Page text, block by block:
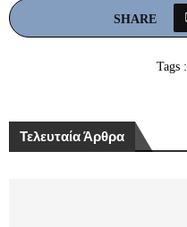
SHARE
Tags :
Τελευταία Άρθρα